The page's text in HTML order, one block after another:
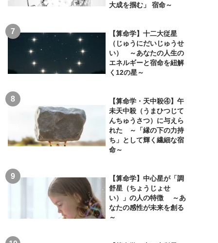
大成を掴む」 宿命～
【算命学】十二大従星
（じゅうにだいじゅうせ
い） ～あなたの人生の
エネルギーと宿命を紐解
く12の星～
【算命学・天中殺④】午
未天中殺（うまひつじて
んちゅうさつ）に与えら
れた ～「縁の下の力持
ち」として輝く繊細な宿
命～
【算命学】中心星が「調
舒星（ちょうじょせ
い）」の人の特徴 ～あ
なたの感性が未来を創る
～